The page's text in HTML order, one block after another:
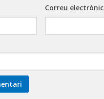
Correu electrònic